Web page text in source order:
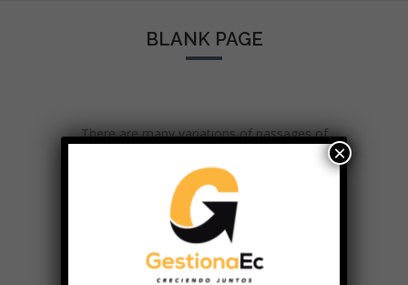
BLANK PAGE
There are many variations of passages of
have suffered alteration in some form,
by injected humour, or randomised words
which don't look even slightly believable. If
you are going to use a
×